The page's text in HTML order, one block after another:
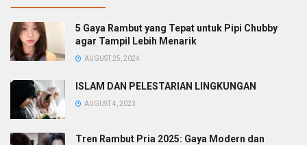
5 Gaya Rambut yang Tepat untuk Pipi Chubby
agar Tampil Lebih Menarik
AUGUST 25, 2024
ISLAM DAN PELESTARIAN LINGKUNGAN
AUGUST 4, 2023
Tren Rambut Pria 2025: Gaya Modern dan